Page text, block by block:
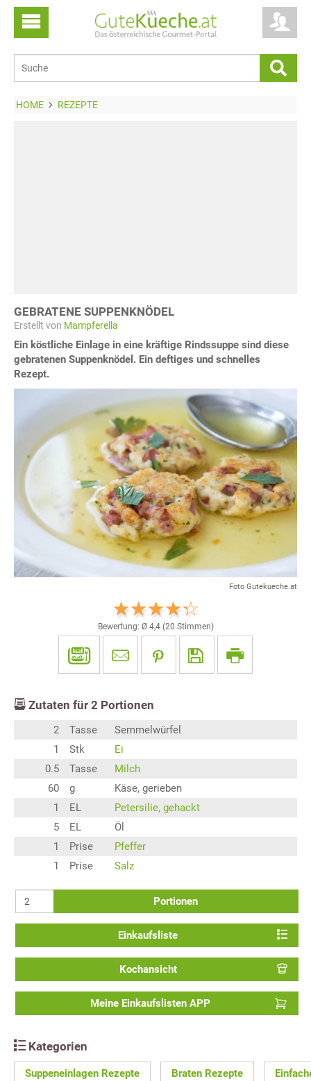
HOME REZEPTE
GEBRATENE SUPPENKNÖDEL
Erstellt von Mampferella
Ein köstliche Einlage in eine kräftige Rindssuppe sind diese
gebratenen Suppenknödel. Ein deftiges und schnelles
Rezept.
Foto Gutekueche.at
Bewertung: Ø 4,4(20 Stimmen)
Zutaten für 2 Portionen
2 Tasse
Semmelwürfel
1
Stk
Ei
0.5
Tasse
Milch
60
g
Käse, gerieben
1
EL
Petersilie, gehackt
5
EL
Öl
1
Prise
Pfeffer
1
Prise Salz
Portionen
Einkaufsliste
Kochansicht
Meine Einkaufslisten APP
Kategorien
Suppeneinlagen Rezepte Braten Rezepte